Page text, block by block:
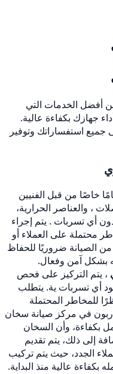
أفضل الخدمات التي
جهازك بكفاءة عالية.
جميع استفساراتك وتوفير
خاصًا من قبل الفنيين
، والعناصر الحرارية،
أي تسربات . يتم إجراء
محتملة على العملاء أو
من الصيانة ضروريًا للحفاظ
بشكل آمن وفعال.
، يتم التركيز على فحص
أي تسربات ية. يتطلب
للمخاطر المحتملة
في مركز صيانة سخان
بكفاءة، وأن السخان
إلى ذلك، يتم تقديم
الجدد، حيث يتم تركيب
عالية منذ البداية.